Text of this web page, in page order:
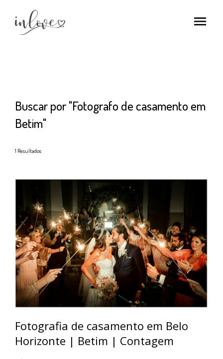
menu
Buscar por"Fotografo de casamento em
Betim"
1 Resultados
Fotografia de casamento em Belo
Horizonte | Betim | Contagem